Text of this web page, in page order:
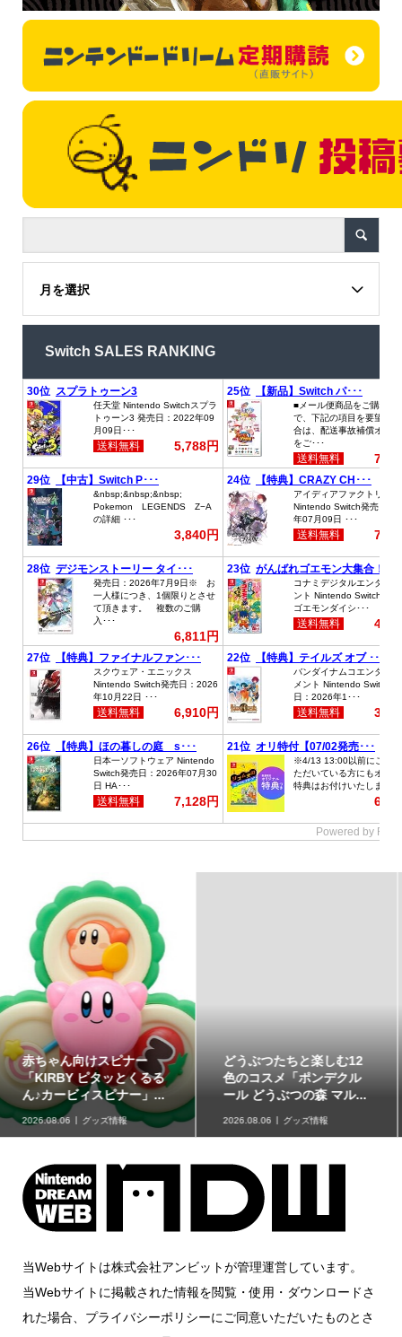
月を選択
Switch SALES RANKING
どうぶつたちと楽しむ12
色のコスメ「ポンデクル
ール どうぶつの森 マル...
2026.08.06 グッズ情報
「星たべよ」に「ポケモ
ン」のハロウィンデザイ
ンが登場！8月17日発売
2026.08.06 グッズ情報
当Webサイトは株式会社アンビットが管理運営しています。
当Webサイトに掲載された情報を閲覧・使用・ダウンロードさ
れた場合、プライバシーポリシーにご同意いただいたものとさ